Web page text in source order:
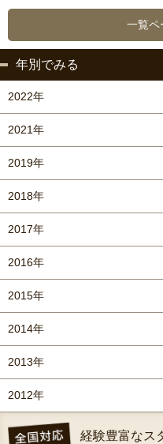
一覧ペ
年別でみる
2022年
2021年
2019年
2018年
2017年
2016年
2015年
2014年
2013年
2012年
経験豊富なス